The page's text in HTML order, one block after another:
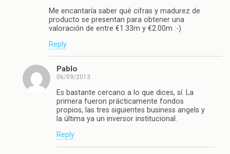
Me encantaría saber qué cifras y madurez de
producto se presentan para obtener una
valoración de entre €1.33m y €2.00m :-)
Reply
Pablo
06/09/2013
Es bastante cercano a lo que dices, sí. La
primera fueron prácticamente fondos
propios, las tres siguientes business angels y
la última ya un inversor institucional.
Reply